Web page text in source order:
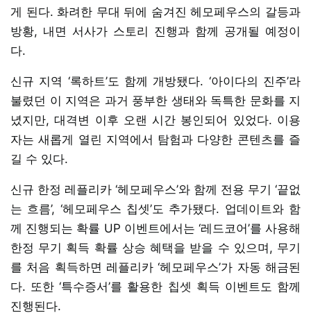
게 된다. 화려한 무대 뒤에 숨겨진 헤모페우스의 갈등과
방황, 내면 서사가 스토리 진행과 함께 공개될 예정이
다.
신규 지역 ‘록하트’도 함께 개방됐다. ‘아이다의 진주’라
불렸던 이 지역은 과거 풍부한 생태와 독특한 문화를 지
녔지만, 대격변 이후 오랜 시간 봉인되어 있었다. 이용
자는 새롭게 열린 지역에서 탐험과 다양한 콘텐츠를 즐
길 수 있다.
신규 한정 레플리카 ‘헤모페우스’와 함께 전용 무기 ‘끝없
는 흐름’, ‘헤모페우스 칩셋’도 추가됐다. 업데이트와 함
께 진행되는 확률 UP 이벤트에서는 ‘레드코어’를 사용해
한정 무기 획득 확률 상승 혜택을 받을 수 있으며, 무기
를 처음 획득하면 레플리카 ‘헤모페우스’가 자동 해금된
다. 또한 ‘특수증서’를 활용한 칩셋 획득 이벤트도 함께
진행된다.